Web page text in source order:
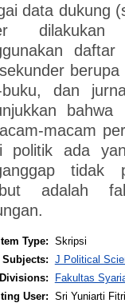
data dukung
dilakukan
buku, dan
macam
politik ada
tidak
adalah
Type:
Skripsi
Subjects: J Political
Divisions:
Fakultas
User: Sri Yuniarti